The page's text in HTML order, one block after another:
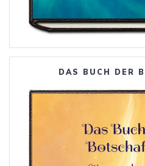
DAS BUCH DER